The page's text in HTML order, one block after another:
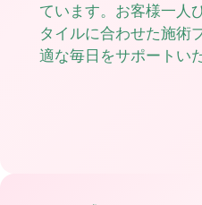
ています。お客様一人
タイルに合わせた施術
適な毎日をサポートい